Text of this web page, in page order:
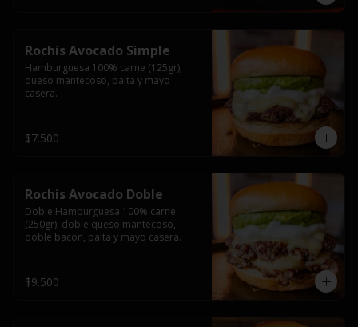
Rochis Avocado Simple
Hamburguesa 100% carne (125gr),
queso mantecoso, palta y mayo
casera.
$7.500
Rochis Avocado Doble
Doble Hamburguesa 100% carne
(250gr), doble queso mantecoso,
doble bacon, palta y mayo casera.
$9.500